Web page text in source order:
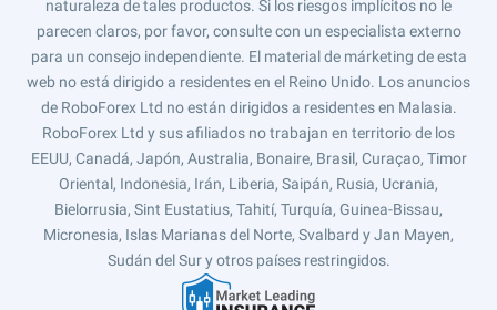
naturaleza de tales productos. Si los riesgos implícitos no le
parecen claros, por favor, consulte con un especialista externo
para un consejo independiente. El material de márketing de esta
web no está dirigido a residentes en el Reino Unido. Los anuncios
de RoboForex Ltd no están dirigidos a residentes en Malasia.
RoboForex Ltd y sus afiliados no trabajan en territorio de los
EEUU, Canadá, Japón, Australia, Bonaire, Brasil, Curaçao, Timor
Oriental, Indonesia, Irán, Liberia, Saipán, Rusia, Ucrania,
Bielorrusia, Sint Eustatius, Tahití, Turquía, Guinea-Bissau,
Micronesia, Islas Marianas del Norte, Svalbard y Jan Mayen,
Sudán del Sur y otros países restringidos.